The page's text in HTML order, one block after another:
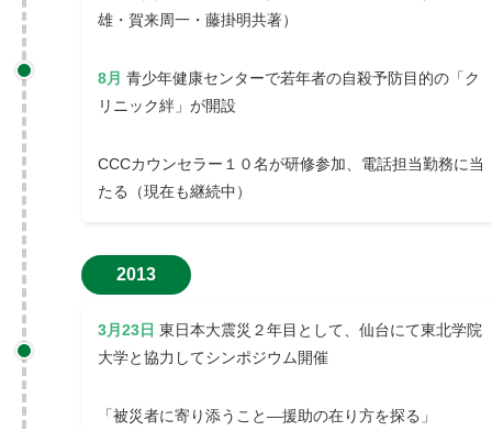
雄・賀来周一・藤掛明共著）
8月 青少年健康センターで若年者の自殺予防目的の「ク
リニック絆」が開設
CCCカウンセラー１０名が研修参加、電話担当勤務に当
たる（現在も継続中）
2013
3月23日 東日本大震災２年目として、仙台にて東北学院
大学と協力してシンポジウム開催
「被災者に寄り添うこと—援助の在り方を探る」